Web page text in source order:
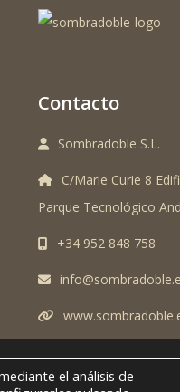
Contacto
Sombradoble S.L.
C/Marie Curie 8
Parque Tecnológico
+34 952 848 758
el análisis de